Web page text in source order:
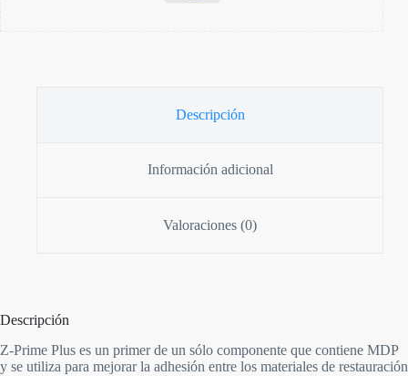
Descripción
Información adicional
Valoraciones (0)
Descripción
Z-Prime Plus es un primer de un sólo componente que contiene MDP
y se utiliza para mejorar la adhesión entre los materiales de restauración